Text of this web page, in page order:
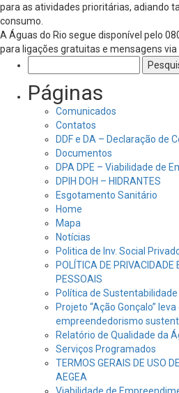
para as atividades prioritárias, adiando
consumo.
A Águas do Rio segue disponível pelo
para ligações gratuitas e mensagens via
por:
Páginas
Comunicados
Contatos
DDF e DA – Declaração de
Documentos
DPA DPE – Viabilidade de
DPIH DOH – HIDRANTES
Esgotamento Sanitário
Home
Mapa
Notícias
Politica de Inv. Social
POLÍTICA DE PRIVACIDADE
PESSOAIS
Política de Sustentabilidade
Projeto “Ação Gonçalo”
empreendedorismo
Relatório de Qualidade da
Serviços Programados
TERMOS GERAIS DE USO
AEGEA